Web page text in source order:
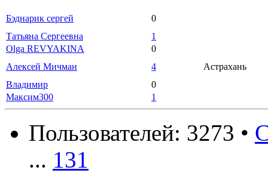
Бэднарик сергей
0
Татьяна Сергеевна
1
Olga REVYAKINA
0
Алексей Мичман
4
Астрахань
Владимир
0
Максим300
1
Пользователей: 3273 •
... 131